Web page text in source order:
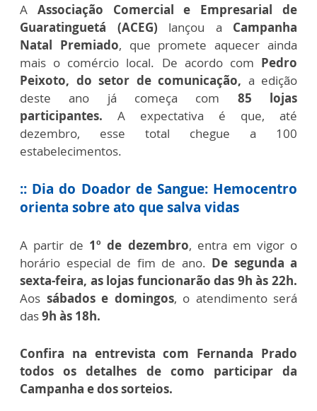
A Associação Comercial e Empresarial de
Guaratinguetá (ACEG) lançou a Campanha
Natal Premiado, que promete aquecer ainda
mais o comércio local. De acordo com Pedro
Peixoto, do setor de comunicação, a edição
deste ano já começa com 85 lojas
participantes. A expectativa é que, até
dezembro, esse total chegue a 100
estabelecimentos.
:: Dia do Doador de Sangue: Hemocentro
orienta sobre ato que salva vidas
A partir de 1º de dezembro, entra em vigor o
horário especial de fim de ano. De segunda a
sexta-feira, as lojas funcionarão das 9h às 22h.
Aos sábados e domingos, o atendimento será
das9h às 18h.
Confira na entrevista com Fernanda Prado
todos os detalhes de como participar da
Campanha e dos sorteios.